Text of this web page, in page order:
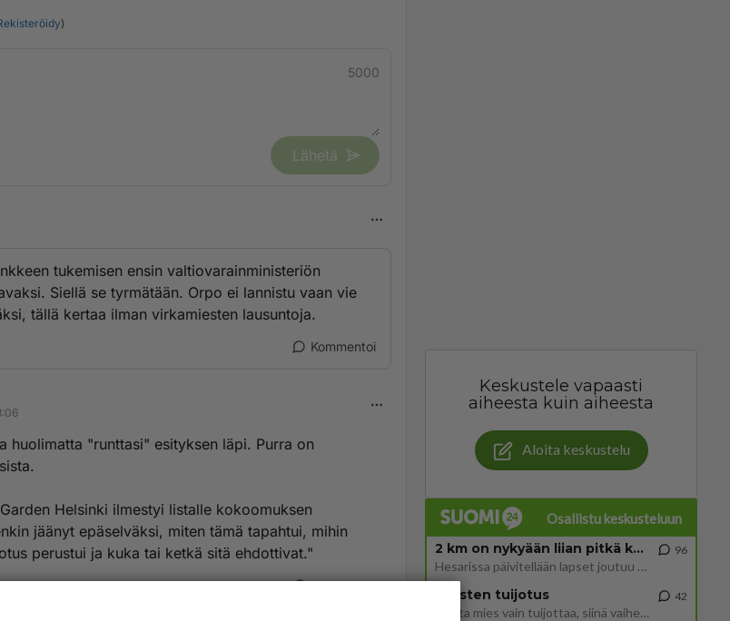
)
5000
Lähetä
tukemisen ensin valtiovarainministeriön
Siellä se tyrmätään. Orpo ei lannistu vaan vie
tällä kertaa ilman virkamiesten lausuntoja.
Kommentoi
huolimatta "runttasi" esityksen läpi. Purra on
Helsinki ilmestyi listalle kokoomuksen
jäänyt epäselväksi, miten tämä tapahtui, mihin
perustui ja kuka tai ketkä sitä ehdottivat."
Kommentoi
Keskustele vapaasti
aiheesta kuin aiheesta
Aloita keskustelu
Osallistu keskusteluun
2 km on nykyään liian pitkä koulumatka
Hesarissa päivitellään lapset joutuu nyt kulkemaan 2 km kouluun jösses. Ruostefillarilla tuo matka menee vaikka miten äk
96
Miesten tuijotus
Mutta mies vain tuijottaa, siinä vaiheessa käännän itse pään pois. Mikä juttu? Yleensä jos joku tuijottaa tai katsoo, hä
42